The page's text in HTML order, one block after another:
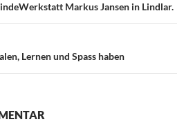
Markus Jansen in Lindlar.
Lernen und Spass haben